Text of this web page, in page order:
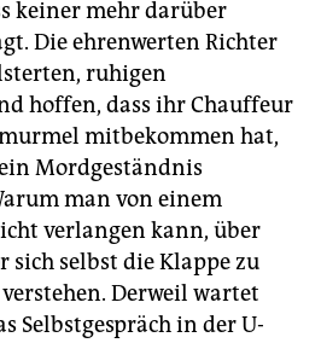
keiner mehr darüber
Die ehrenwerten Richter
ruhigen
hoffen, dass ihr Chauffeur
mitbekommen hat,
Mordgeständnis
man von einem
verlangen kann, über
sich selbst die Klappe zu
Derweil wartet
Selbstgespräch in der U-